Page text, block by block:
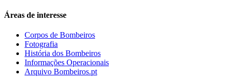
Áreas de interesse
Corpos de Bombeiros
Fotografia
História dos Bombeiros
Informações Operacionais
Arquivo Bombeiros.pt